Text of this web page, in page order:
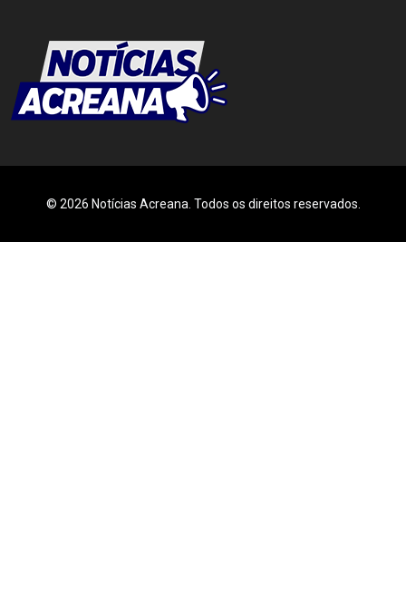
© 2026 Notícias Acreana. Todos os direitos reservados.